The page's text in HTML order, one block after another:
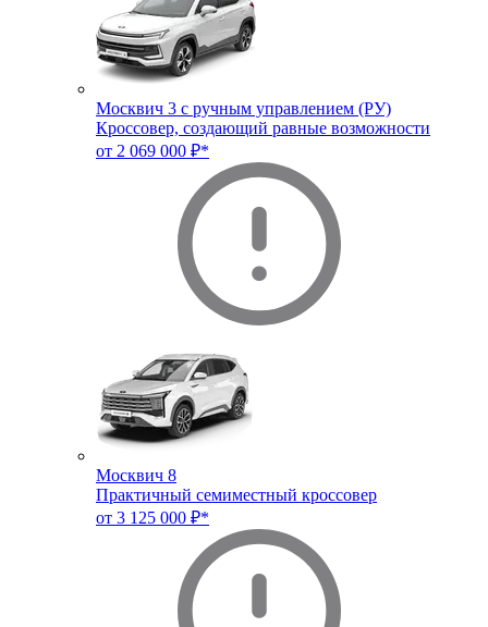
Москвич 3 с ручным управлением (РУ)
Кроссовер, создающий равные возможности
от 2 069 000 ₽*
Москвич 8
Практичный семиместный кроссовер
от 3 125 000 ₽*